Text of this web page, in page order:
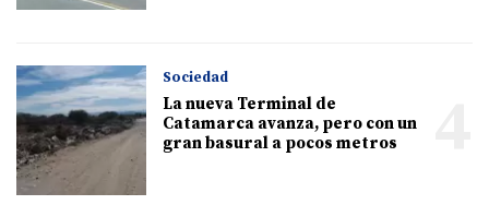
Sociedad
La nueva Terminal de
Catamarca avanza, pero con un
gran basural a pocos metros